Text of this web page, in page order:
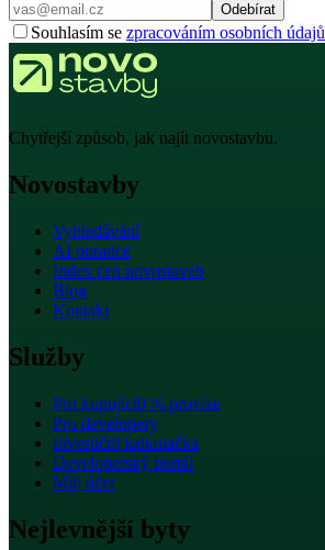
Odebírat
Souhlasím se zpracováním osobních údajů
Chytřejší způsob, jak najít novostavbu.
Novostavby
Vyhledávání
AI poradce
Index cen novostaveb
Blog
Kontakt
Služby
Pro kupující0 % provize
Pro developery
Investiční kalkulačka
Developerský portál
Můj účet
Nejlevnější byty